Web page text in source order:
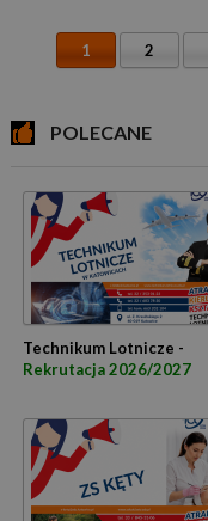
1 2
POLECANE
Technikum Lotnicze -
Rekrutacja 2026/2027